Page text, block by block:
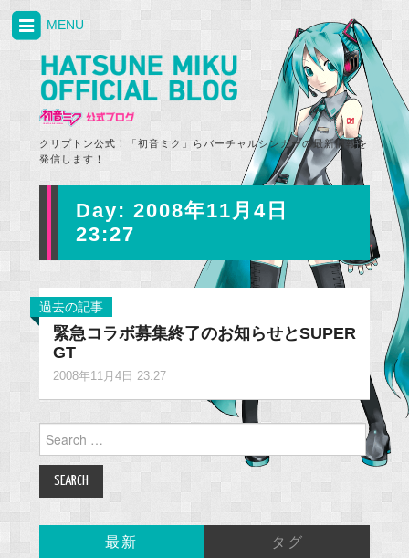
クリプトン公式！「初音ミク」らバーチャルシンガーの最新情報を
発信します！
MENU
Day: 2008年11月4日
23:27
過去の記事
緊急コラボ募集終了のお知らせとSUPER
GT
2008年11月4日 23:27
Search
for:
最新 タグ